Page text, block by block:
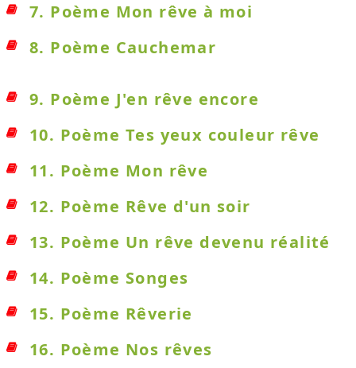
7. Poème Mon rêve à moi
8. Poème Cauchemar
9. Poème J'en rêve encore
10. Poème Tes yeux couleur rêve
11. Poème Mon rêve
12. Poème Rêve d'un soir
13. Poème Un rêve devenu réalité
14. Poème Songes
15. Poème Rêverie
16. Poème Nos rêves